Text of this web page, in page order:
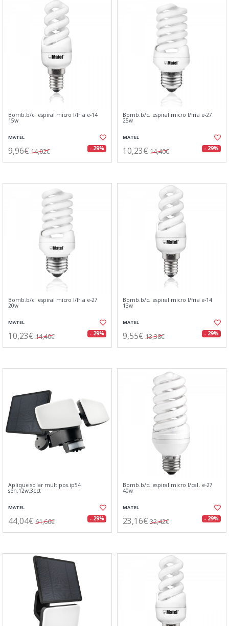
Bomb.b/c. espiral micro l/fria e-14
15w
MATEL
9,96€ 14,02€ - 29%
Bomb.b/c. espiral micro l/fria e-27
25w
MATEL
10,23€ 14,40€ - 29%
Bomb.b/c. espiral micro l/fria e-27
20w
MATEL
10,23€ 14,40€ - 29%
Bomb.b/c. espiral micro l/fria e-14
13w
MATEL
9,55€ 13,38€ - 29%
Aplique solar multipos.ip54
sen.12w.3cct
MATEL
44,04€ 61,66€ - 29%
Bomb.b/c. espiral micro l/cal. e-27
40w
MATEL
23,16€ 32,42€ - 29%